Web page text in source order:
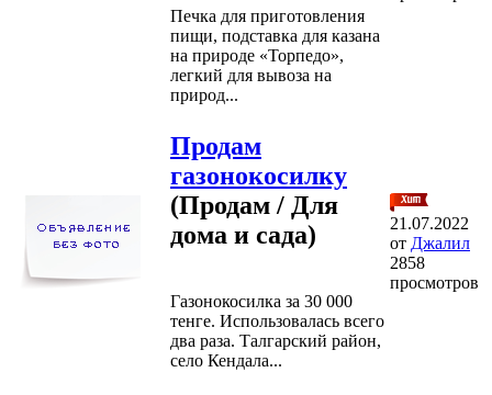
Печка для приготовления
пищи, подставка для казана
на природе «Торпедо»,
легкий для вывоза на
природ...
Продам
газонокосилку
(Продам / Для
дома и сада)
Газонокосилка за 30 000
тенге. Использовалась всего
два раза. Талгарский район,
село Кендала...
21.07.2022
от Джалил
2858
просмотров